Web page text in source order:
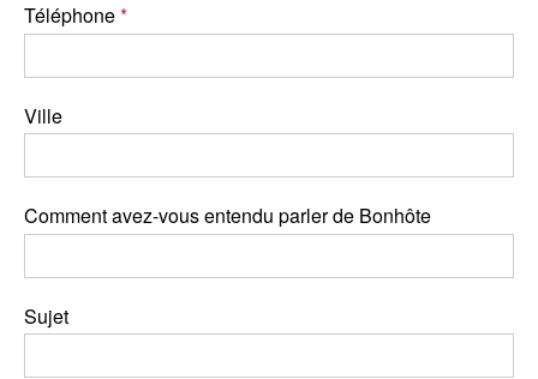
Téléphone
Ville
Comment avez-vous entendu parler de Bonhôte
Sujet